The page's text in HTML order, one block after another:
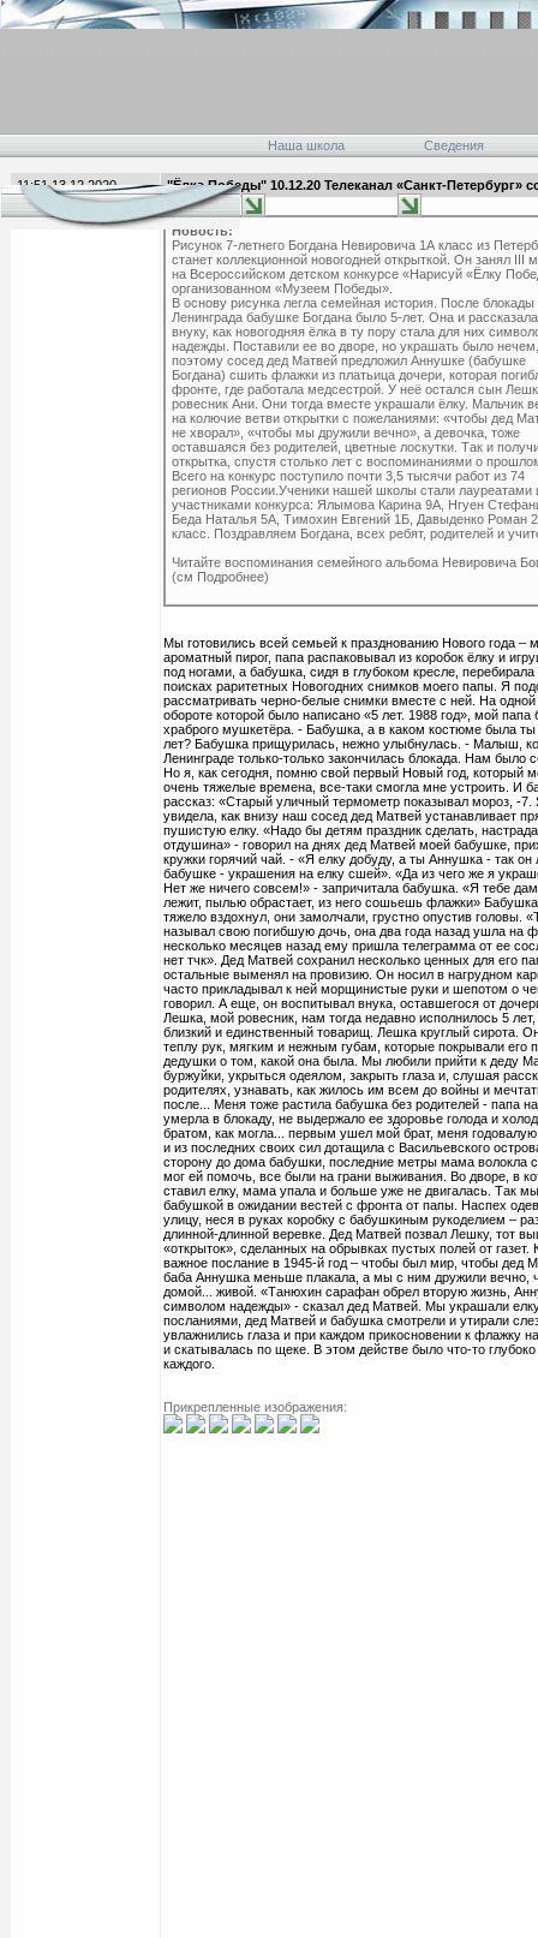
Наша школа Сведения
11:51 13.12.2020
"Ёлка Победы" 10.12.20 Телеканал «Санкт-Петербург»
Новость:
Рисунок 7-летнего Богдана Невировича 1А класс из
станет коллекционной новогодней открыткой. Он занял III
на Всероссийском детском конкурсе «Нарисуй «Ёлку
организованном «Музеем Победы».
В основу рисунка легла семейная история. После блокады
Ленинграда бабушке Богдана было 5-лет. Она и рассказала
внуку, как новогодняя ёлка в ту пору стала для них
надежды. Поставили ее во дворе, но украшать было нечем,
поэтому сосед дед Матвей предложил Аннушке (бабушке
Богдана) сшить флажки из платьица дочери, которая
фронте, где работала медсестрой. У неё остался сын
ровесник Ани. Они тогда вместе украшали ёлку. Мальчик
на колючие ветви открытки с пожеланиями: «чтобы дед
не хворал», «чтобы мы дружили вечно», а девочка, тоже
оставшаяся без родителей, цветные лоскутки. Так и
открытка, спустя столько лет с воспоминаниями о
Всего на конкурс поступило почти 3,5 тысячи работ из 74
регионов России.Ученики нашей школы стали лауреатами
участниками конкурса: Ялымова Карина 9А, Нгуен
Беда Наталья 5А, Тимохин Евгений 1Б, Давыденко Роман
класс. Поздравляем Богдана, всех ребят, родителей и
Читайте воспоминания семейного альбома Невировича
(см Подробнее)
Мы готовились всей семьей к празднованию Нового года –
ароматный пирог, папа распаковывал из коробок ёлку и
под ногами, а бабушка, сидя в глубоком кресле,
поисках раритетных Новогодних снимков моего папы. Я
рассматривать черно-белые снимки вместе с ней. На
обороте которой было написано «5 лет. 1988 год», мой
храброго мушкетёра. - Бабушка, а в каком костюме была ты
лет? Бабушка прищурилась, нежно улыбнулась. - Малыш,
Ленинграде только-только закончилась блокада. Нам было
Но я, как сегодня, помню свой первый Новый год, который
очень тяжелые времена, все-таки смогла мне устроить. И
рассказ: «Старый уличный термометр показывал мороз, -7.
увидела, как внизу наш сосед дед Матвей устанавливает
пушистую елку. «Надо бы детям праздник сделать,
отдушина» - говорил на днях дед Матвей моей бабушке,
кружки горячий чай. - «Я елку добуду, а ты Аннушка - так
бабушке - украшения на елку сшей». «Да из чего же я
Нет же ничего совсем!» - запричитала бабушка. «Я тебе
лежит, пылью обрастает, из него сошьешь флажки»
тяжело вздохнул, они замолчали, грустно опустив головы.
называл свою погибшую дочь, она два года назад ушла на
несколько месяцев назад ему пришла телеграмма от ее
нет тчк». Дед Матвей сохранил несколько ценных для его
остальные выменял на провизию. Он носил в нагрудном
часто прикладывал к ней морщинистые руки и шепотом о
говорил. А еще, он воспитывал внука, оставшегося от
Лешка, мой ровесник, нам тогда недавно исполнилось 5
близкий и единственный товарищ. Лешка круглый сирота.
теплу рук, мягким и нежным губам, которые покрывали его
дедушки о том, какой она была. Мы любили прийти к деду
буржуйки, укрыться одеялом, закрыть глаза и, слушая
родителях, узнавать, как жилось им всем до войны и
после... Меня тоже растила бабушка без родителей - папа
умерла в блокаду, не выдержало ее здоровье голода и
братом, как могла... первым ушел мой брат, меня
и из последних своих сил дотащила с Васильевского
сторону до дома бабушки, последние метры мама волокла
мог ей помочь, все были на грани выживания. Во дворе, в
ставил елку, мама упала и больше уже не двигалась. Так
бабушкой в ожидании вестей с фронта от папы. Наспех
улицу, неся в руках коробку с бабушкиным рукоделием –
длинной-длинной веревке. Дед Матвей позвал Лешку, тот
«открыток», сделанных на обрывках пустых полей от газет.
важное послание в 1945-й год – чтобы был мир, чтобы дед
баба Аннушка меньше плакала, а мы с ним дружили вечно,
домой... живой. «Танюхин сарафан обрел вторую жизнь,
символом надежды» - сказал дед Матвей. Мы украшали
посланиями, дед Матвей и бабушка смотрели и утирали
увлажнились глаза и при каждом прикосновении к флажку
и скатывалась по щеке. В этом действе было что-то
каждого.
Прикрепленные изображения: